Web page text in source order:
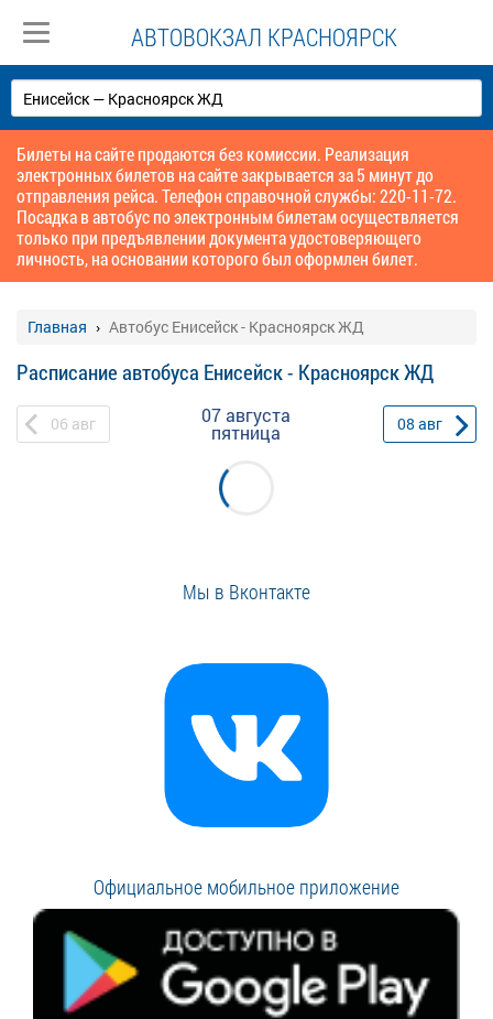
АВТОВОКЗАЛ КРАСНОЯРСК
Билеты на сайте продаются без комиссии. Реализация
электронных билетов на сайте закрывается за 5 минут до
отправления рейса. Телефон справочной службы: 220-11-72.
Посадка в автобус по электронным билетам осуществляется
только при предъявлении документа удостоверяющего
личность, на основании которого был оформлен билет.
Главная Автобус Енисейск - Красноярск ЖД
Расписание автобуса Енисейск - Красноярск ЖД
06 авг 07 августа
пятница 08 авг
Мы в Вконтакте
Официальное мобильное приложение